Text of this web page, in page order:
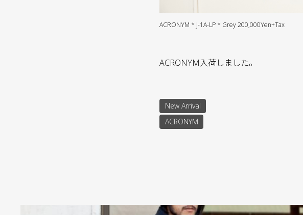
ACRONYM * J-1A-LP * Grey 200,000Yen+Tax
ACRONYM入荷しました。
New Arrival
ACRONYM